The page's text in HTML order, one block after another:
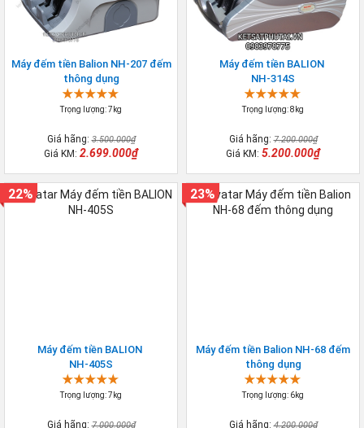
Máy đếm tiền Balion NH-207 đếm
thông dụng
Trọng lượng: 7kg
Giá hãng:3.500.000₫
Giá KM: 2.699.000₫
Máy đếm tiền BALION
NH-314S
Trọng lượng: 8kg
Giá hãng:7.200.000₫
Giá KM: 5.200.000₫
Máy đếm tiền BALION
NH-405S
Trọng lượng: 7kg
Giá hãng:7.000.000₫
22%
Máy đếm tiền Balion NH-68 đếm
thông dụng
Trọng lượng: 6kg
Giá hãng:4.200.000₫
23%